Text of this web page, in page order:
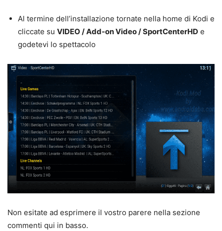
Al termine dell’installazione tornate nella home di Kodi e
cliccate su VIDEO / Add-on Video / SportCenterHD e
godetevi lo spettacolo
Non esitate ad esprimere il vostro parere nella sezione
commenti qui in basso.